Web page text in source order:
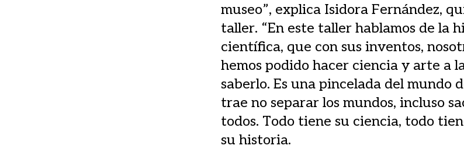
museo”, explica Isidora Fernández,
taller. “En este taller hablamos de la
científica, que con sus inventos,
hemos podido hacer ciencia y arte a
saberlo. Es una pincelada del mundo
trae no separar los mundos, incluso
todos. Todo tiene su ciencia, todo
su historia.